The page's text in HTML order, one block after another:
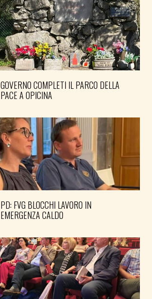
GOVERNO COMPLETI IL PARCO DELLA
PACE A OPICINA
PD: FVG BLOCCHI LAVORO IN
EMERGENZA CALDO